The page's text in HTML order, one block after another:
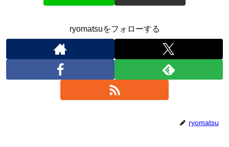
ryomatsuをフォローする
ryomatsu